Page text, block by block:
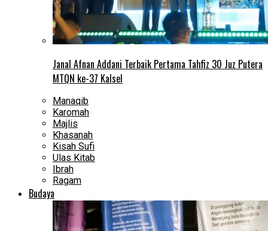
Janal Afnan Addani Terbaik Pertama Tahfiz 30 Juz Putera
MTQN ke-37 Kalsel
Manaqib
Karomah
Majlis
Khasanah
Kisah Sufi
Ulas Kitab
Ibrah
Ragam
Budaya